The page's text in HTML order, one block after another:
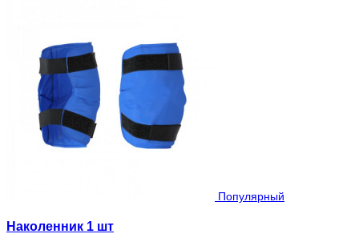
Популярный
Наколенник 1 шт